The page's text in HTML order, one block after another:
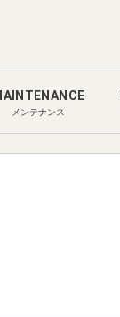
メンテナンス